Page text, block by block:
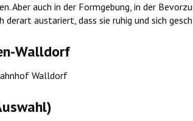
Aber auch in der Formgebung, in der
derart austariert, dass sie ruhig und sich
Walldorf
Walldorf